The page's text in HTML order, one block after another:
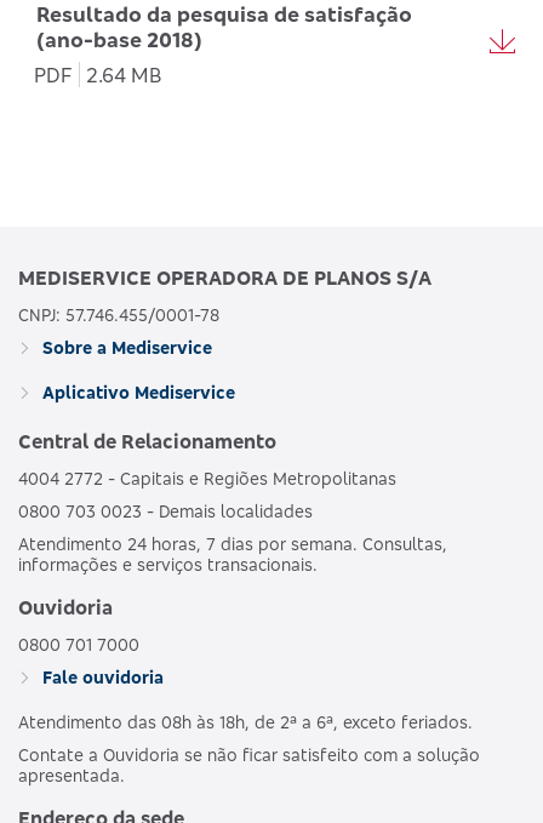
Resultado da pesquisa de satisfação
(ano-base 2018)
PDF
2.64 MB
MEDISERVICE OPERADORA DE PLANOS S/A
CNPJ: 57.746.455/0001-78
Sobre a Mediservice
Aplicativo Mediservice
Central de Relacionamento
4004 2772 - Capitais e Regiões Metropolitanas
0800 703 0023 - Demais localidades
Atendimento 24 horas, 7 dias por semana. Consultas,
informações e serviços transacionais.
Ouvidoria
0800 701 7000
Fale ouvidoria
Atendimento das 08h às 18h, de 2ª a 6ª, exceto feriados.
Contate a Ouvidoria se não ficar satisfeito com a solução
apresentada.
Endereço da sede